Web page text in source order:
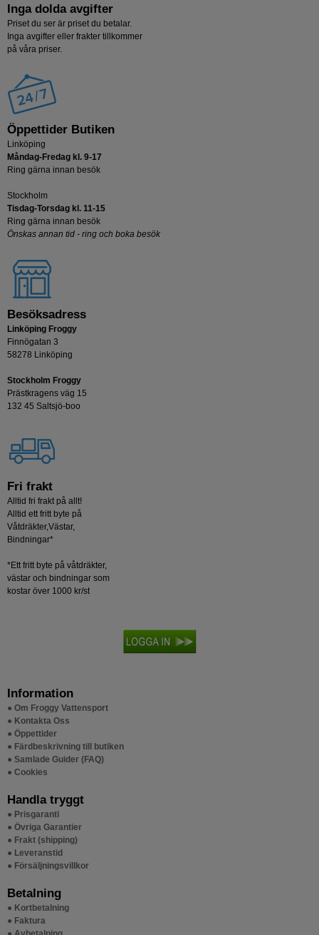
Inga dolda avgifter
Priset du ser är priset du betalar.
Inga avgifter eller frakter tillkommer
på våra priser.
Öppettider Butiken
Linköping
Måndag-Fredag kl. 9-17
Ring gärna innan besök
Stockholm
Tisdag-Torsdag kl. 11-15
Ring gärna innan besök
Önskas annan tid - ring och boka besök
Besöksadress
Linköping Froggy
Finnögatan 3
58278 Linköping
Stockholm Froggy
Prästkragens väg 15
132 45 Saltsjö-boo
Fri frakt
Alltid fri frakt på allt!
Alltid ett fritt byte på
Våtdräkter,Västar,
Bindningar*
*Ett fritt byte på våtdräkter,
västar och bindningar som
kostar över 1000 kr/st
Information
● Om Froggy Vattensport
● Kontakta Oss
● Öppettider
● Färdbeskrivning till butiken
● Samlade Guider (FAQ)
● Cookies
Handla tryggt
● Prisgaranti
● Övriga Garantier
● Frakt (shipping)
● Leveranstid
● Försäljningsvillkor
Betalning
● Kortbetalning
● Faktura